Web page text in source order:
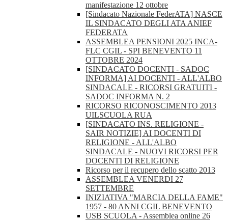
manifestazione 12 ottobre
[Sindacato Nazionale FederATA] NASCE
IL SINDACATO DEGLI ATA ANIEF
FEDERATA
ASSEMBLEA PENSIONI 2025 INCA-
FLC CGIL - SPI BENEVENTO 11
OTTOBRE 2024
[SINDACATO DOCENTI - SADOC
INFORMA] AI DOCENTI - ALL'ALBO
SINDACALE - RICORSI GRATUITI -
SADOC INFORMA N. 2
RICORSO RICONOSCIMENTO 2013
UILSCUOLA RUA
[SINDACATO INS. RELIGIONE -
SAIR NOTIZIE] AI DOCENTI DI
RELIGIONE - ALL'ALBO
SINDACALE - NUOVI RICORSI PER
DOCENTI DI RELIGIONE
Ricorso per il recupero dello scatto 2013
ASSEMBLEA VENERDI 27
SETTEMBRE
INIZIATIVA "MARCIA DELLA FAME"
1957 - 80 ANNI CGIL BENEVENTO
USB SCUOLA - Assemblea online 26